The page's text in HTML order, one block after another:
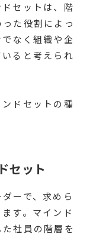
セットは、階
た役割によっ
なく組織や企
ると考えられ
ドセットの種
セット
ーで、求めら
す。マインド
社員の階層を